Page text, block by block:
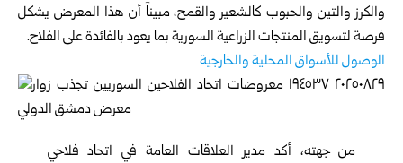
والكرز والتين والحبوب كالشعير والقمح، مبيناً أن هذا المعرض يشكل
فرصة لتسويق المنتجات الزراعية السورية بما يعود بالفائدة على الفلاح.
الوصول للأسواق المحلية والخارجية
من جهته، أكد مدير العلاقات العامة في اتحاد فلاحي